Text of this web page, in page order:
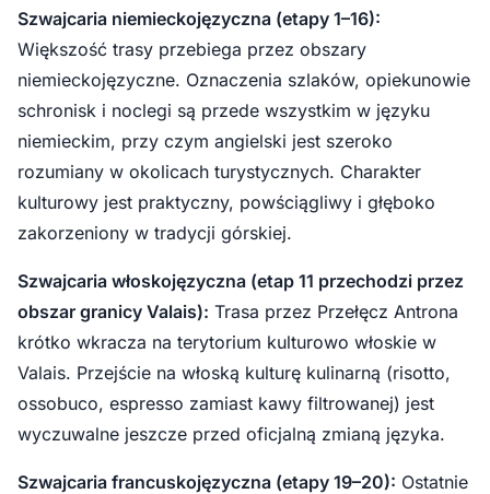
Szwajcaria niemieckojęzyczna (etapy 1–16):
Większość trasy przebiega przez obszary
niemieckojęzyczne. Oznaczenia szlaków, opiekunowie
schronisk i noclegi są przede wszystkim w języku
niemieckim, przy czym angielski jest szeroko
rozumiany w okolicach turystycznych. Charakter
kulturowy jest praktyczny, powściągliwy i głęboko
zakorzeniony w tradycji górskiej.
Szwajcaria włoskojęzyczna (etap 11 przechodzi przez
obszar granicy Valais): Trasa przez Przełęcz Antrona
krótko wkracza na terytorium kulturowo włoskie w
Valais. Przejście na włoską kulturę kulinarną (risotto,
ossobuco, espresso zamiast kawy filtrowanej) jest
wyczuwalne jeszcze przed oficjalną zmianą języka.
Szwajcaria francuskojęzyczna (etapy 19–20): Ostatnie